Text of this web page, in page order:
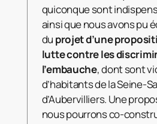
quiconque sont
ainsi que nous avons pu
du projet d’une
lutte contre les
l’embauche, dont sont
d’habitants de la Seine-
d’Aubervilliers. Une
nous pourrons co-